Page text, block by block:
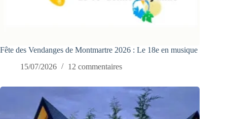
Fête des Vendanges de Montmartre 2026 : Le 18e en musique
15/07/2026
12 commentaires